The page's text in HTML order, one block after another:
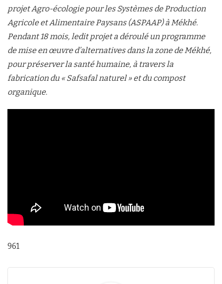
projet Agro-écologie pour les Systèmes de Production
Agricole et Alimentaire Paysans (ASPAAP) à Mékhé.
Pendant 18 mois, ledit projet a déroulé un programme
de mise en œuvre d’alternatives dans la zone de Mékhé,
pour préserver la santé humaine, à travers la
fabrication du « Safsafal naturel » et du compost
organique.
961